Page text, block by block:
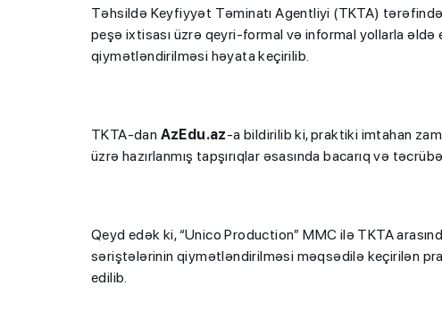
Təhsildə Keyfiyyət Təminatı Agentliyi (TKTA)
peşə ixtisası üzrə qeyri-formal və informal yollarla
qiymətləndirilməsi həyata keçirilib.
TKTA-dan AzEdu.az-a bildirilib ki, praktiki imtahan
üzrə hazırlanmış tapşırıqlar əsasında bacarıq və
Qeyd edək ki, “Unico Production” MMC ilə TKTA
səriştələrinin qiymətləndirilməsi məqsədilə keçirilən
edilib.